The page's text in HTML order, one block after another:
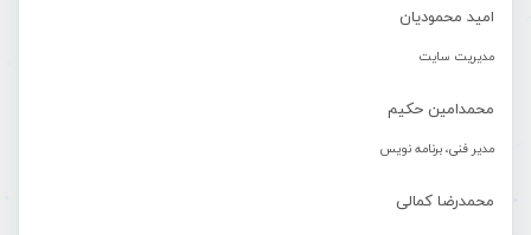
امید محمودیان
مدیریت سایت
محمدامین حکیم
مدیر فنی، برنامه نویس
محمدرضا کمالی